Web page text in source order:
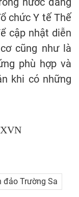
chức Y tế Thế
cập nhật diễn
cũng như là
phù hợp và
khi có những
đảo Trường Sa